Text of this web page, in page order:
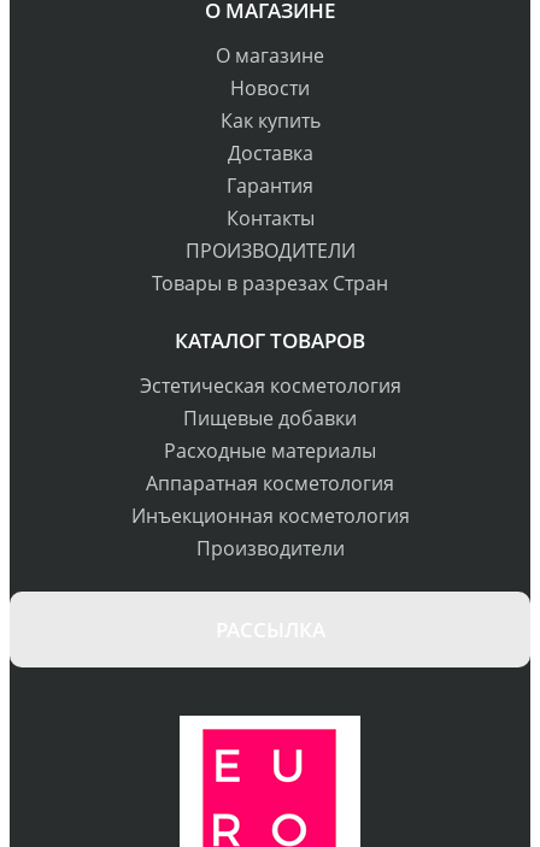
О МАГАЗИНЕ
О магазине
Новости
Как купить
Доставка
Гарантия
Контакты
ПРОИЗВОДИТЕЛИ
Товары в разрезах Стран
КАТАЛОГ ТОВАРОВ
Эстетическая косметология
Пищевые добавки
Расходные материалы
Аппаратная косметология
Инъекционная косметология
Производители